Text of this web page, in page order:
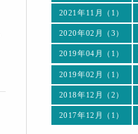
2021年11月（1）
2020年02月（3）
2019年04月（1）
2019年02月（1）
2018年12月（2）
2017年12月（1）